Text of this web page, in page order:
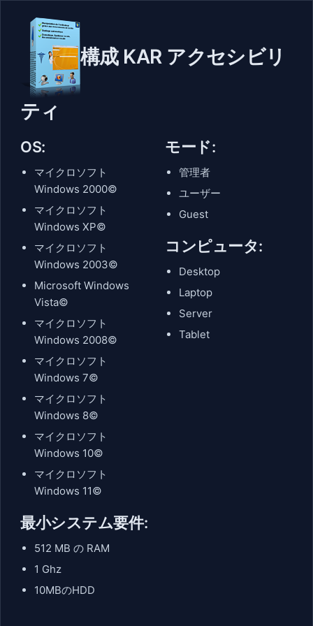
構成 KAR アクセシビリ
ティ
OS:
マイクロソフト
Windows 2000©
マイクロソフト
Windows XP©
マイクロソフト
Windows 2003©
Microsoft Windows
Vista©
マイクロソフト
Windows 2008©
マイクロソフト
Windows 7©
マイクロソフト
Windows 8©
マイクロソフト
Windows 10©
マイクロソフト
Windows 11©
最小システム要件:
512 MB の RAM
1 Ghz
10MBのHDD
モード:
管理者
ユーザー
Guest
コンピュータ:
Desktop
Laptop
Server
Tablet